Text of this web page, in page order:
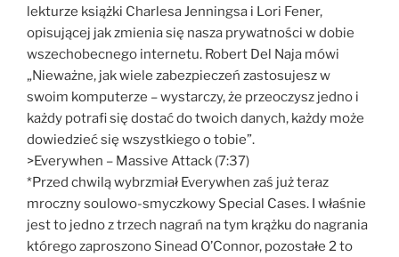
lekturze książki Charlesa Jenningsa i Lori Fener,
opisującej jak zmienia się nasza prywatności w dobie
wszechobecnego internetu. Robert Del Naja mówi
„Nieważne, jak wiele zabezpieczeń zastosujesz w
swoim komputerze – wystarczy, że przeoczysz jedno i
każdy potrafi się dostać do twoich danych, każdy może
dowiedzieć się wszystkiego o tobie”.
>Everywhen – Massive Attack (7:37)
*Przed chwilą wybrzmiał Everywhen zaś już teraz
mroczny soulowo-smyczkowy Special Cases. I właśnie
jest to jedno z trzech nagrań na tym krążku do nagrania
którego zaproszono Sinead O’Connor, pozostałe 2 to